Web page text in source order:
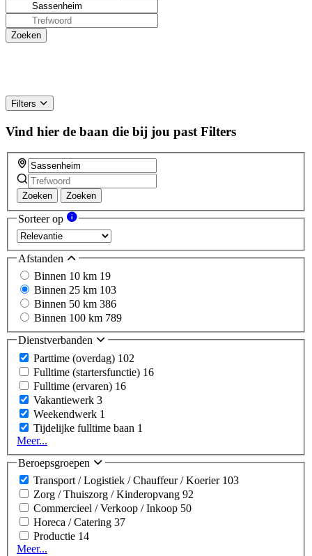
Filters
Vind hier de baan die bij jou past Filters
Zoeken Zoeken
Sorteer op
Afstanden
Binnen 10 km 19
Binnen 25 km 103
Binnen 50 km 386
Binnen 100 km 789
Dienstverbanden
Parttime (overdag) 102
Fulltime (startersfunctie) 16
Fulltime (ervaren) 16
Vakantiewerk 3
Weekendwerk 1
Tijdelijke fulltime baan 1
Meer...
Beroepsgroepen
Transport / Logistiek / Chauffeur / Koerier 103
Zorg / Thuiszorg / Kinderopvang 92
Commercieel / Verkoop / Inkoop 50
Horeca / Catering 37
Productie 14
Meer...